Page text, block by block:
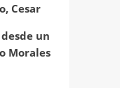
Cesar
un
Morales